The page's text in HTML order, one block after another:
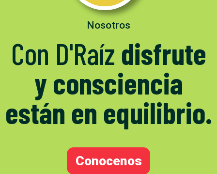
Nosotros
Con D'Raíz disfrute
y consciencia
están en equilibrio.
Conocenos